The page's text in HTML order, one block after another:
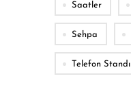
Saatler
Sehpa
Telefon Standı